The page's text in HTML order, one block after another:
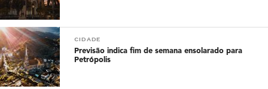
CIDADE
Previsão indica fim de semana ensolarado para
Petrópolis